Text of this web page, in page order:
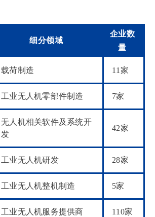
细分领域
企业数
量
载荷制造 11家
工业无人机零部件制造 7家
无人机相关软件及系统开
发
42家
工业无人机研发 28家
工业无人机整机制造 5家
工业无人机服务提供商 110家